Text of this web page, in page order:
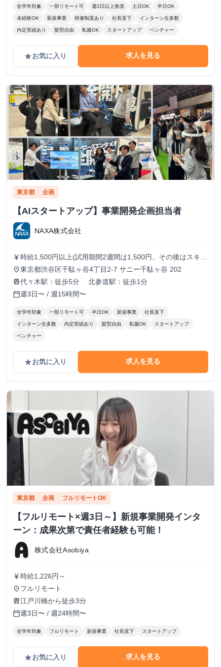
全学年対象 一部リモート可 週3日以上推奨 土日OK 半日OK
未経験OK 新規事業 研修制度あり 社長直下 インターン生多数
内定実績あり 髪型自由 私服OK スタートアップ ベンチャー
gradeお気に入り 求人を見る
東京都 企画
【AIスタートアップ】事業開発企画担当者
NAXA株式会社
currency_yen 時給1,500円以上(試用期間2週間は1,500円、その後はスキル
に応じた金額を支給) ※ご経験によってオファー条件は変動
する可能性がございます。 ※金額によっては、業務委託契
約での採用となる場合もございます。
place東京都渋谷区千駄ヶ谷4丁目2-7 サニー千駄ヶ谷 202
train代々木駅：徒歩5分 北参道駅：徒歩1分
calendar_today週3日〜 / 週15時間〜
全学年対象 一部リモート可 半日OK 新規事業 社長直下
インターン生多数 内定実績あり 髪型自由 私服OK スタートアップ
ベンチャー
gradeお気に入り 求人を見る
東京都 企画 フルリモートOK
【フルリモート×週3日～】新規事業開発インタ
ーン：成果次第で責任者経験も可能！
株式会社Asobiya
currency_yen 時給1,226円～
place フルリモート
train江戸川橋から徒歩3分
calendar_today週3日〜 / 週24時間〜
全学年対象 フルリモート 新規事業 社長直下 スタートアップ
gradeお気に入り 求人を見る